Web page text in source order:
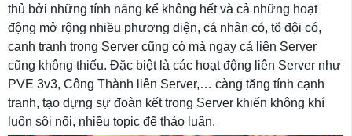
thủ bởi những tính năng kể không hết và cả những hoạt
động mở rộng nhiều phương diện, cá nhân có, tổ đội có,
cạnh tranh trong Server cũng có mà ngay cả liên Server
cũng không thiếu. Đặc biệt là các hoạt động liên Server như
PVE 3v3, Công Thành liên Server,… càng tăng tính cạnh
tranh, tạo dựng sự đoàn kết trong Server khiến không khí
luôn sôi nổi, nhiều topic để thảo luận.